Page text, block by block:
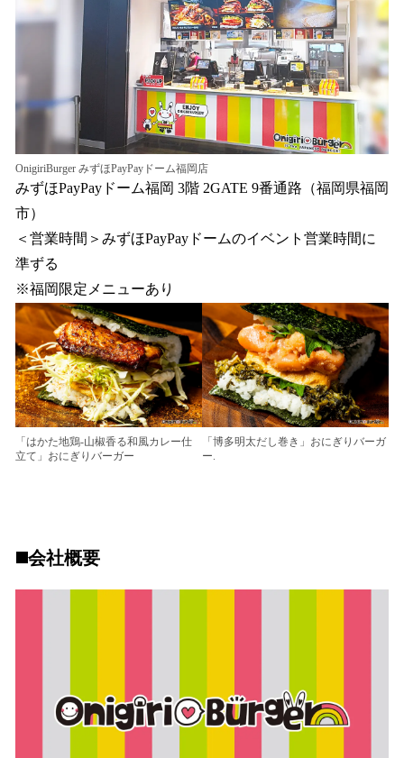
OnigiriBurger みずほPayPayドーム福岡店
みずほPayPayドーム福岡 3階 2GATE 9番通路（福岡県福岡
市）
＜営業時間＞みずほPayPayドームのイベント営業時間に
準ずる
※福岡限定メニューあり
「はかた地鶏-山椒香る和風カレー仕
立て」おにぎりバーガー
「博多明太だし巻き」おにぎりバーガ
ー.
◼️会社概要